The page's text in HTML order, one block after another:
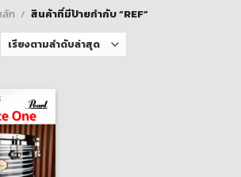
ก / สินค้าที่มีป้ายกำกับ “REF”